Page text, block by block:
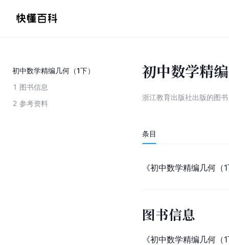
初中数学精编几何（1下）
1 图书信息
2 参考资料
初中数学精
浙江教育出版社出版的图书
条目
《初中数学精编几何（
图书信息
《初中数学精编几何